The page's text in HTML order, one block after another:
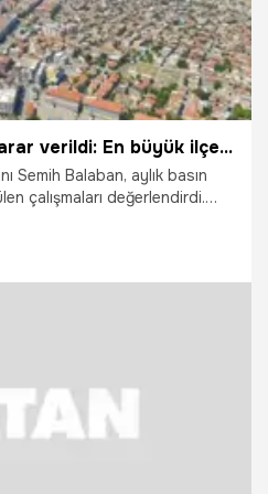
Manisa'ya yapımına karar verildi: En büyük ilçesine 4 salon, 3 çocuk kültür merkezi yapılacak
Semih Balaban, aylık basın
çalışmaları değerlendirdi.
açıkladı.